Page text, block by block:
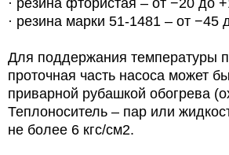
· резина марки 51-1481 – от −45
Для поддержания температуры
проточная часть насоса может
приварной рубашкой обогрева
Теплоноситель – пар или
не более 6 кгс/см2.